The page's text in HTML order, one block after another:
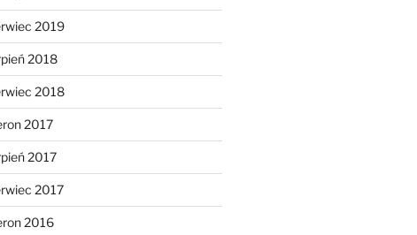
2019
2018
2018
2017
2017
2017
2016